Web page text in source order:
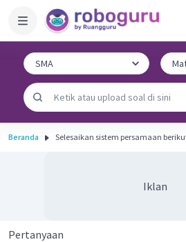
Beranda Selesaikan sistem persamaan
Iklan
Pertanyaan